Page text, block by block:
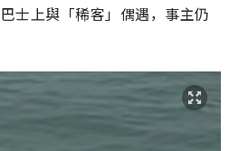
士上與「稀客」偶遇，事主仍